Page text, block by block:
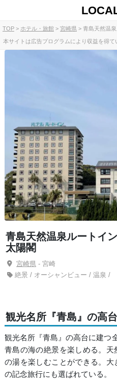
TOP ホテル・旅館 宮崎県 青島天然温
本サイトは広告プログラムにより収益を得て
青島天然温泉ルートイ
太陽閣
宮崎県- 宮崎
絶景 / オーシャンビュー / 温泉 /
観光名所『青島』の高
観光名所『青島』の高台に建つ
青島の海の絶景を楽しめる。
の湯を楽しむことができる。
の記念旅行にも選ばれている。